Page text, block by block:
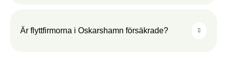
Är flyttfirmorna i Oskarshamn försäkrade?